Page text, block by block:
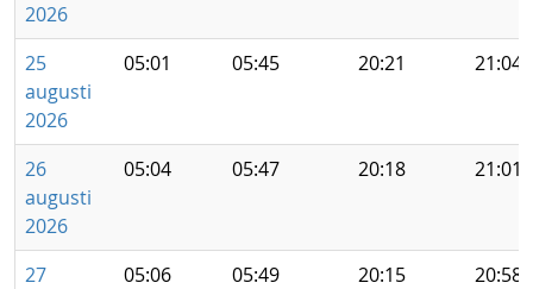
2026
25
augusti
2026
05:01 05:45 20:21 21:04
26
augusti
2026
05:04 05:47 20:18 21:01
27
05:06 05:49 20:15 20:58